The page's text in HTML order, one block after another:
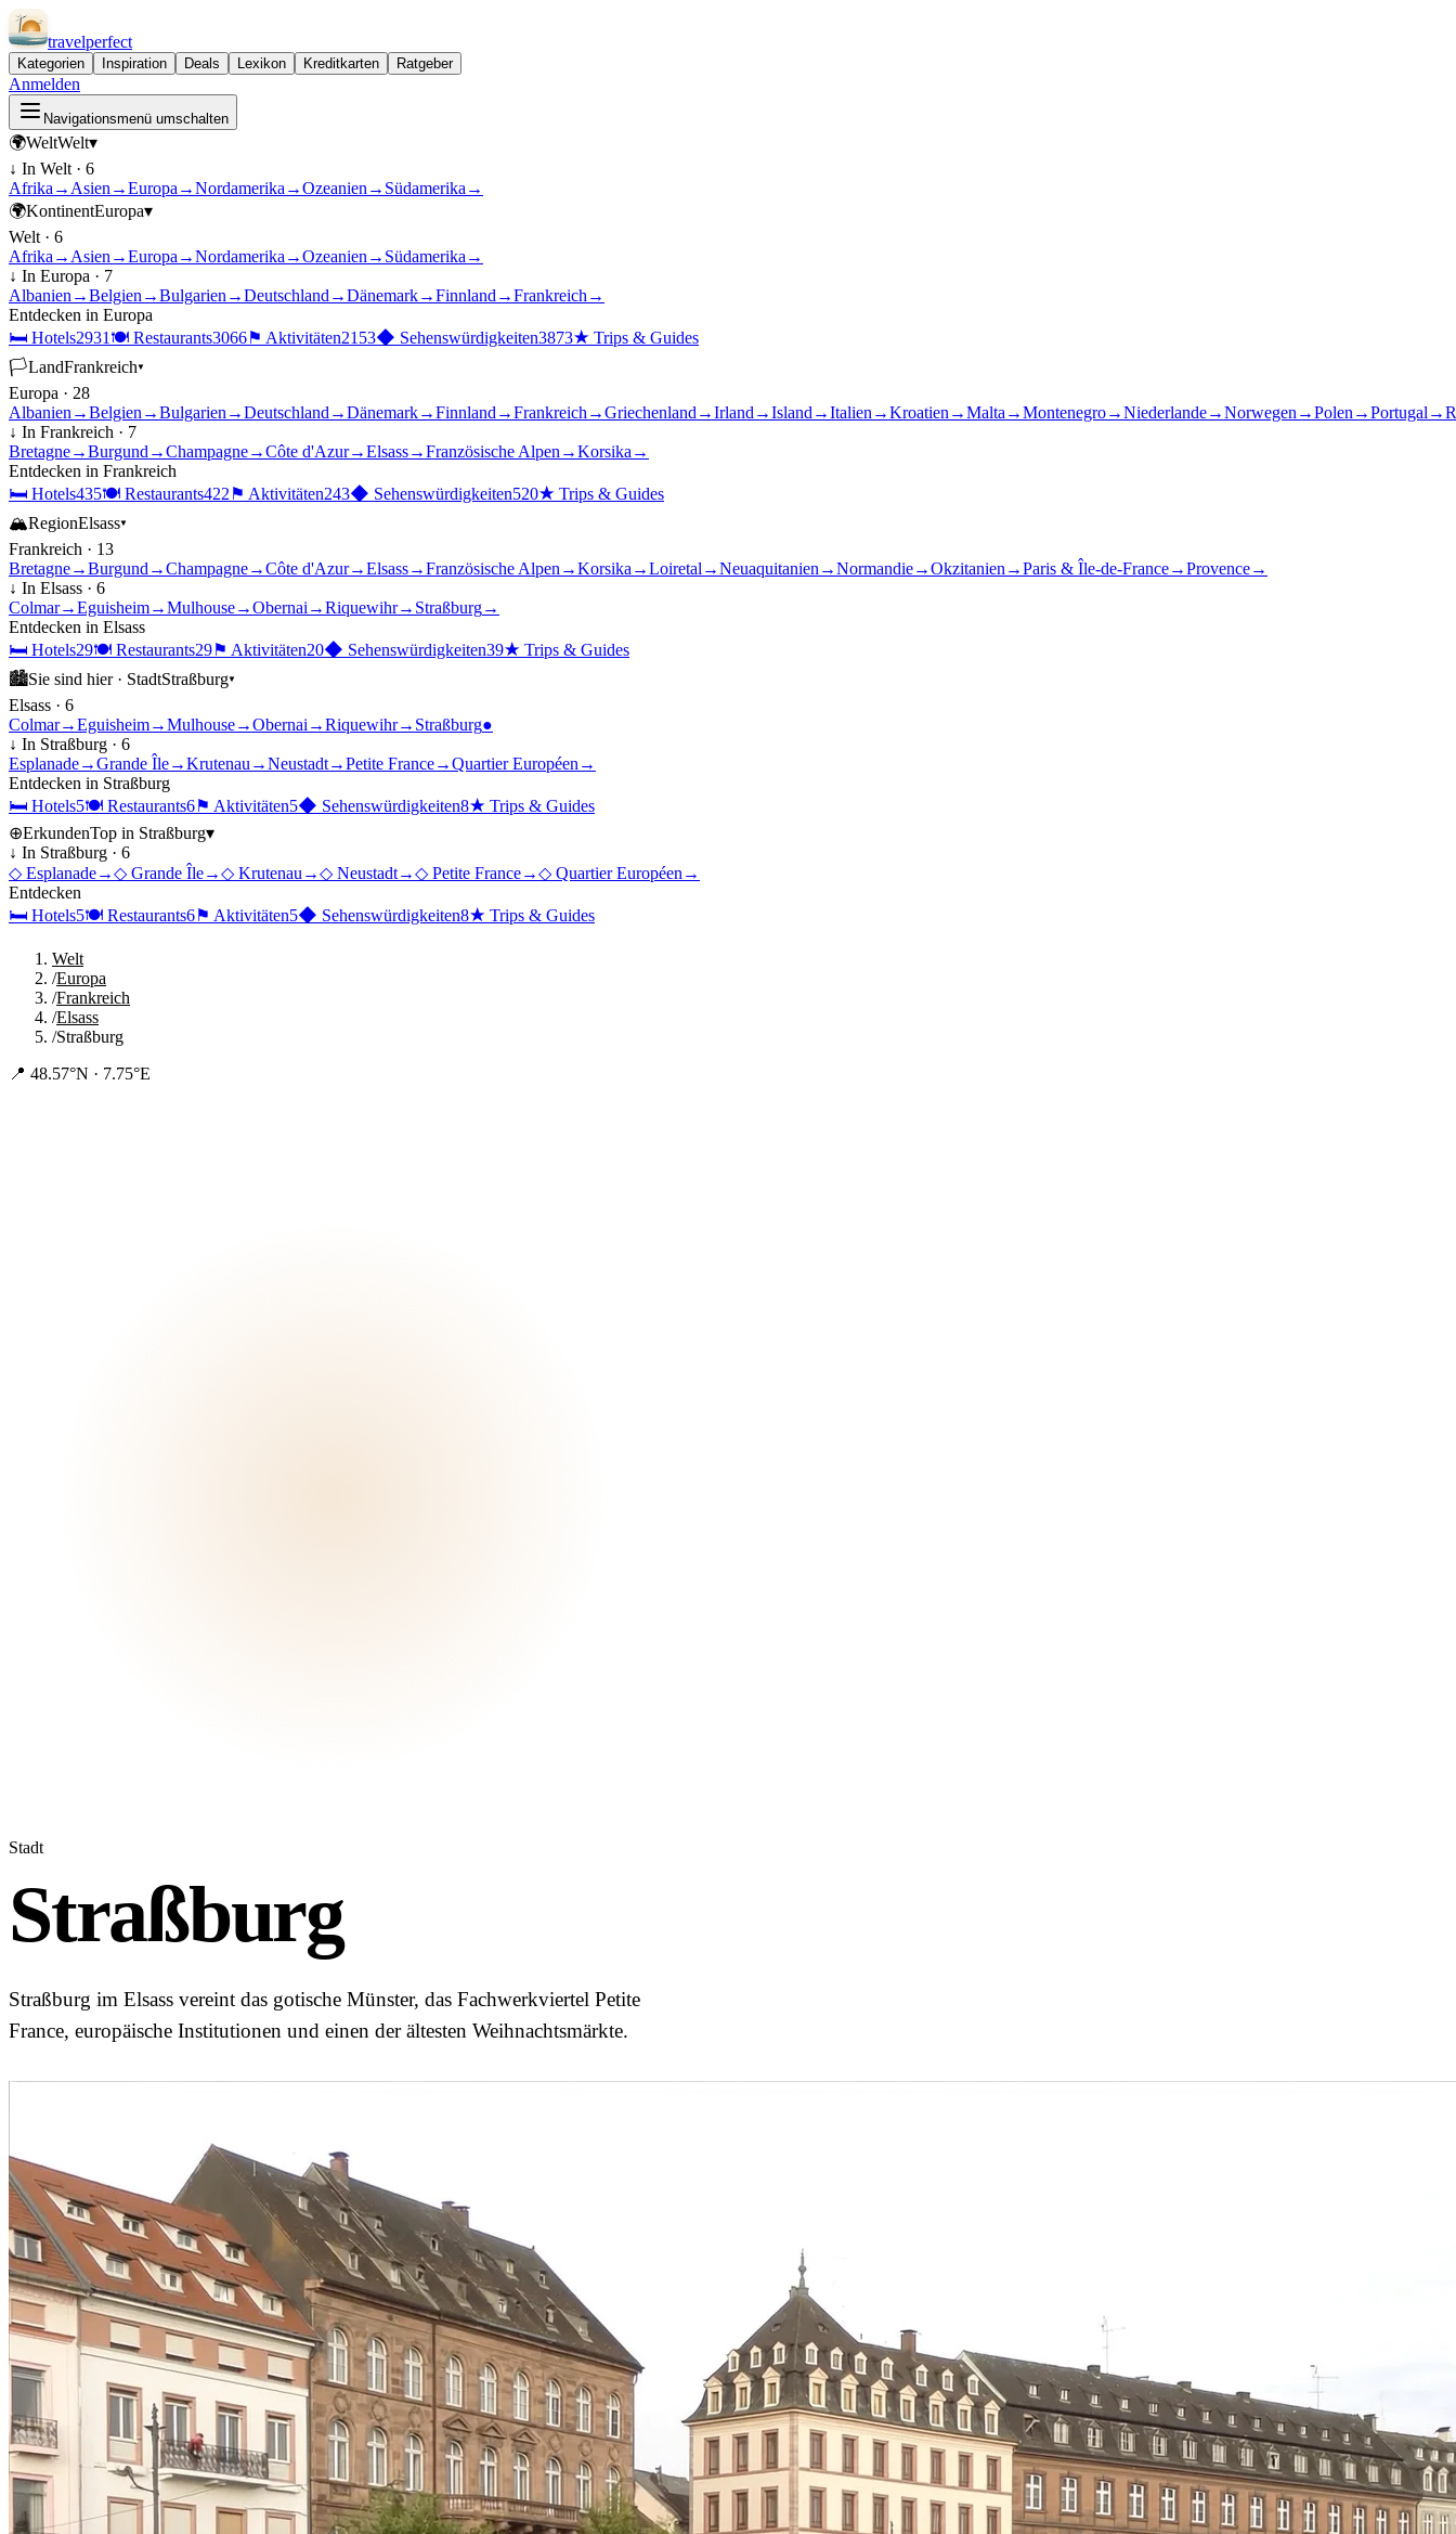
travelperfect
Kategorien Inspiration Deals Lexikon Kreditkarten Ratgeber
Anmelden
Navigationsmenü umschalten
🌍WeltWelt▾
↓ In Welt · 6
Afrika → Asien →Europa →Nordamerika →Ozeanien → Südamerika →
🌍KontinentEuropa▾
Welt · 6
Afrika → Asien →Europa →Nordamerika →Ozeanien → Südamerika →
↓ In Europa · 7
Albanien →Belgien →Bulgarien →Deutschland →Dänemark→Finnland →Frankreich →
Entdecken in Europa
🛏 Hotels2931 🍽 Restaurants3066⚑ Aktivitäten2153◆ Sehenswürdigkeiten3873★ Trips & Guides
🏳LandFrankreich▾
Europa · 28
Albanien →Belgien →Bulgarien →Deutschland →Dänemark→Finnland →Frankreich →Griechenland →Irland →Island →Italien →Kroatien →Malta →Montenegro→Niederlande→Norwegen →Polen →Portugal →
↓ In Frankreich · 7
Bretagne→Burgund →Champagne→Côte d'Azur→Elsass→Französische Alpen →Korsika →
Entdecken in Frankreich
🛏 Hotels435🍽 Restaurants422⚑ Aktivitäten243◆ Sehenswürdigkeiten520★ Trips & Guides
🏔RegionElsass▾
Frankreich · 13
Bretagne→Burgund →Champagne→Côte d'Azur→Elsass→Französische Alpen →Korsika →Loiretal →Neuaquitanien →Normandie→Okzitanien →Paris & Île-de-France→Provence→
↓ In Elsass · 6
Colmar→Eguisheim→Mulhouse→Obernai →Riquewihr→ Straßburg→
Entdecken in Elsass
🛏 Hotels29🍽 Restaurants29⚑ Aktivitäten20◆ Sehenswürdigkeiten39★ Trips & Guides
🏙Sie sind hier · StadtStraßburg▾
Elsass · 6
Colmar→Eguisheim→Mulhouse→Obernai →Riquewihr→ Straßburg●
↓ In Straßburg · 6
Esplanade→Grande Île→Krutenau →Neustadt→Petite France→Quartier Européen →
Entdecken in Straßburg
🛏 Hotels5🍽 Restaurants6⚑ Aktivitäten5◆ Sehenswürdigkeiten8★ Trips & Guides
⊕ErkundenTop in Straßburg▾
↓ In Straßburg · 6
◇ Esplanade→◇ Grande Île→◇ Krutenau →◇ Neustadt→◇ Petite France→◇ Quartier Européen →
Entdecken
🛏 Hotels5🍽 Restaurants6⚑ Aktivitäten5◆ Sehenswürdigkeiten8★ Trips & Guides
Welt
/Europa
/Frankreich
/Elsass
/Straßburg
📍 48.57°N · 7.75°E
Stadt
Straßburg
Straßburg im Elsass vereint das gotische Münster, das Fachwerkviertel Petite
France, europäische Institutionen und einen der ältesten Weihnachtsmärkte.